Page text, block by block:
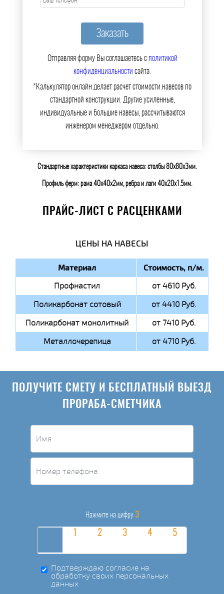
Отправляя форму Вы соглашаетесь сполитикой
конфиденциальности сайта.
*Калькулятор онлайн делает расчет стоимости навесов по
стандартной конструкции. Другие усиленные,
индивидуальные и большие навесы, рассчитываются
инженером менеджером отдельно.
Стандартные характеристики каркаса навеса: столбы 80х80х3мм.
Профиль ферм: рама 40х40х2мм, ребра и лаги 40х20х1.5мм.
ПРАЙС-ЛИСТ С РАСЦЕНКАМИ
ЦЕНЫ НА НАВЕСЫ
Материал Стоимость, п/м.
Профнастил
от 4610 Руб.
Поликарбонат сотовый
от 4410 Руб.
Поликарбонат монолитный
от 7410 Руб.
Металлочерепица
от 4710 Руб.
ПОЛУЧИТЕ СМЕТУ И БЕСПЛАТНЫЙ ВЫЕЗД
ПРОРАБА-СМЕТЧИКА
Нажмите на цифру 3
Подтверждаю согласие на
обработку своих персональных
данных